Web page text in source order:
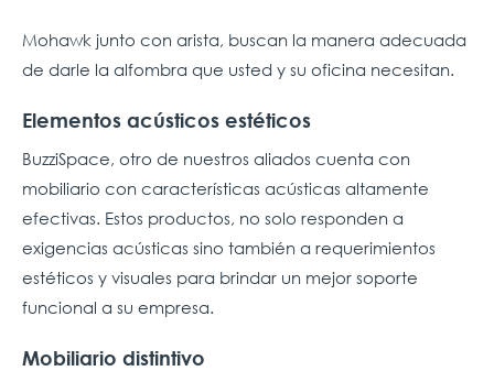
Mohawk junto con arista, buscan la manera adecuada
de darle la alfombra que usted y su oficina necesitan.
Elementos acústicos estéticos
BuzziSpace, otro de nuestros aliados cuenta con
mobiliario con características acústicas altamente
efectivas. Estos productos, no solo responden a
exigencias acústicas sino también a requerimientos
estéticos y visuales para brindar un mejor soporte
funcional a su empresa.
Mobiliario distintivo